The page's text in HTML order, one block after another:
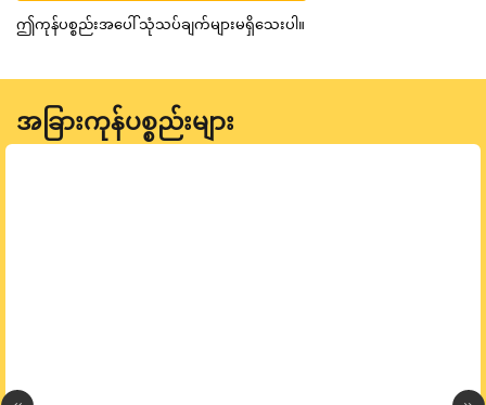
ဤကုန်ပစ္စည်းအပေါ် သုံသပ်ချက်များမရှိသေးပါ။
အခြားကုန်ပစ္စည်းများ